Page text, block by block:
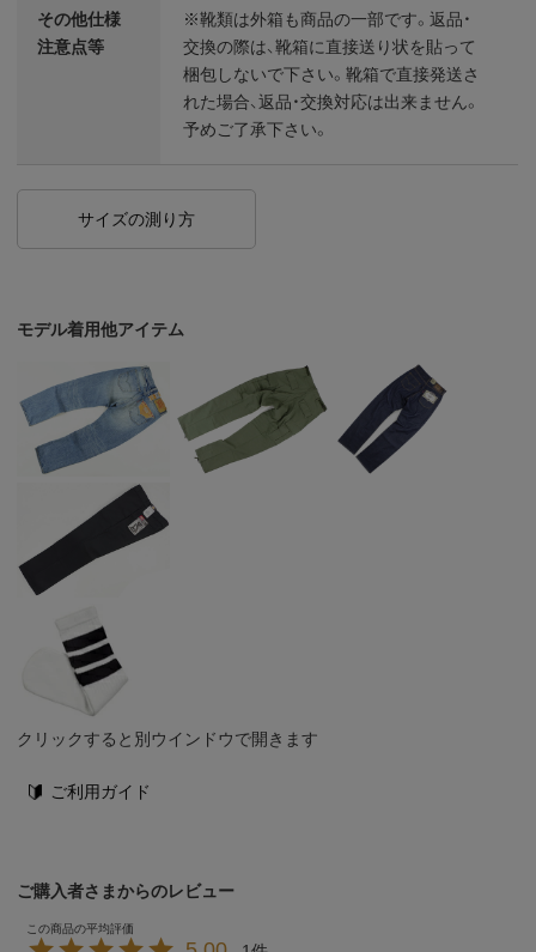
その他仕様
注意点等
※靴類は外箱も商品の一部です。返品・
交換の際は、靴箱に直接送り状を貼って
梱包しないで下さい。靴箱で直接発送さ
れた場合、返品・交換対応は出来ません。
予めご了承下さい。
サイズの測り方
モデル着用他アイテム
クリックすると別ウインドウで開きます
ご利用ガイド
ご購入者さまからのレビュー